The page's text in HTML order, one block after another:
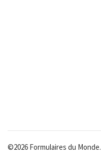
©2026 Formulaires du Monde.